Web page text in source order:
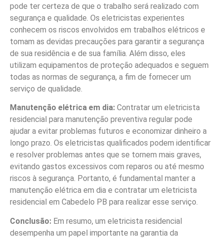
pode ter certeza de que o trabalho será realizado com
segurança e qualidade. Os eletricistas experientes
conhecem os riscos envolvidos em trabalhos elétricos e
tomam as devidas precauções para garantir a segurança
de sua residência e de sua família. Além disso, eles
utilizam equipamentos de proteção adequados e seguem
todas as normas de segurança, a fim de fornecer um
serviço de qualidade.
Manutenção elétrica em dia: Contratar um eletricista
residencial para manutenção preventiva regular pode
ajudar a evitar problemas futuros e economizar dinheiro a
longo prazo. Os eletricistas qualificados podem identificar
e resolver problemas antes que se tornem mais graves,
evitando gastos excessivos com reparos ou até mesmo
riscos à segurança. Portanto, é fundamental manter a
manutenção elétrica em dia e contratar um eletricista
residencial em Cabedelo PB para realizar esse serviço.
Conclusão: Em resumo, um eletricista residencial
desempenha um papel importante na garantia da